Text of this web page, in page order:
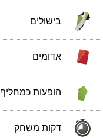
בישולים
אדומים
הופעות כמחליף
דקות משחק